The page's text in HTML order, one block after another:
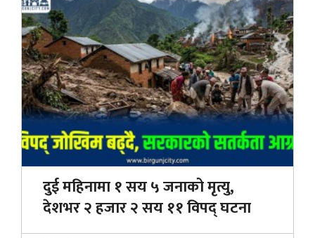
दुई महिनामा १ सय ५ जनाको मृत्यु,
देशभर २ हजार २ सय ११ विपद् घटना